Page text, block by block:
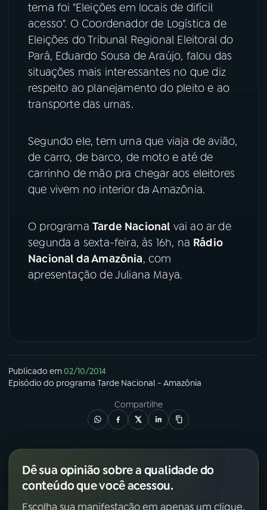
PODCASTS
06VIDEOCASTS
ÚLTIMAS
FESTIVAL DE MÚSICA
ACOMPANHE A RÁDIO NACIONAL
Instagram X
TikTok
tema foi "Eleições em locais de difícil
acesso". O Coordenador de Logística de
Eleições do Tribunal Regional Eleitoral do
Pará, Eduardo Sousa de Araújo, falou das
situações mais interessantes no que diz
respeito ao planejamento do pleito e ao
transporte das urnas.
Segundo ele, tem urna que viaja de avião,
de carro, de barco, de moto e até de
carrinho de mão pra chegar aos eleitores
que vivem no interior da Amazônia.
O programa Tarde Nacional vai ao ar de
segunda a sexta-feira, às 16h, na Rádio
Nacional da Amazônia, com
apresentação de Juliana Maya.
Publicado em02/10/2014
Episódio do programa Tarde Nacional - Amazônia
Compartilhe
Dê sua opinião sobre a qualidade do
conteúdo que você acessou.
Escolha sua manifestação em apenas um clique.